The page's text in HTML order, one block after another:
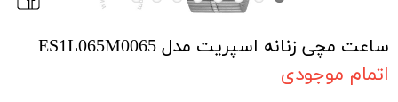
ساعت مچی زنانه اسپریت مدل ES1L065M0065
اتمام موجودی